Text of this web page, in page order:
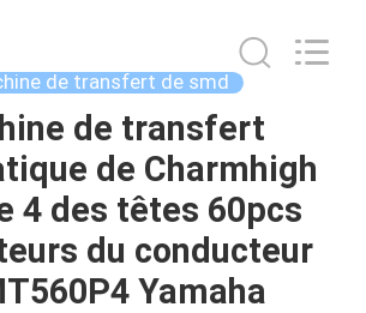
de transfert de smd
de transfert
de Charmhigh
4 des têtes 60pcs
du conducteur
Yamaha